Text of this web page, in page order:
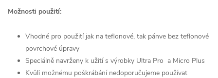
Možnosti použití:
Vhodné pro použití jak na teflonové, tak pánve bez teflonové
povrchové úpravy
Speciálně navrženy k užití s výrobky Ultra Pro a Micro Plus
Kvůli možnému poškrábání nedoporučujeme používat